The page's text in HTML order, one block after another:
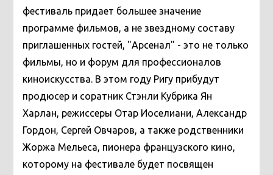
фестиваль придает большее значение
программе фильмов, а не звездному составу
приглашенных гостей, "Арсенал" - это не только
фильмы, но и форум для профессионалов
киноискусства. В этом году Ригу прибудут
продюсер и соратник Стэнли Кубрика Ян
Харлан, режиссеры Отар Иоселиани, Александр
Гордон, Сергей Овчаров, а также родственники
Жоржа Мельеса, пионера французского кино,
которому на фестивале будет посвящен